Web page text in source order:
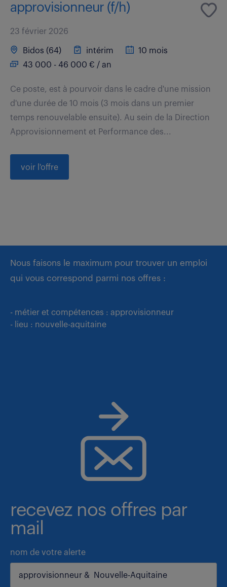
approvisionneur (f/h)
23 février 2026
Bidos (64) intérim
10 mois
43 000 - 46 000 € / an
Ce poste, est à pourvoir dans le cadre d'une mission
d'une durée de 10 mois (3 mois dans un premier
temps renouvelable ensuite). Au sein de la Direction
Approvisionnement et Performance des...
voir l'offre
Nous faisons le maximum pour trouver un emploi
qui vous correspond parmi nos offres :
- métier et compétences : approvisionneur
- lieu : nouvelle-aquitaine
recevez nos offres par
mail
nom de votre alerte